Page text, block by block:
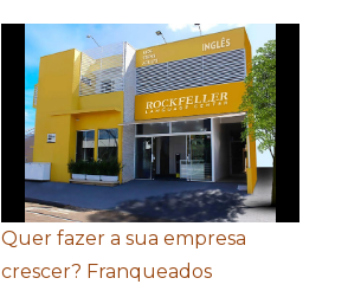
Quer fazer a sua empresa
crescer? Franqueados